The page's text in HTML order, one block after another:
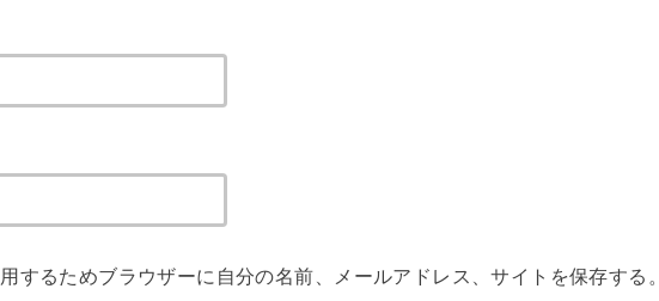
するためブラウザーに自分の名前、メールアドレス、サイトを保存する。